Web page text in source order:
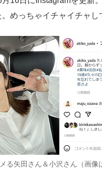
めっちゃイチャイチャし
る矢田さん＆小沢さん（画像